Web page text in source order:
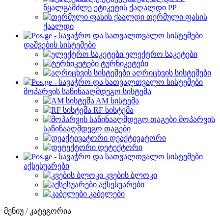
წყალგამძლე ეტიკეტის ქაღალდი PP
თერმული ფასის
ქაალდი
დაშვების სისტემები
ელექტრო საკეტები
ტურნიკეტები
აღრიცხვის სისტემები
მოპარვის საწინააღმდეგო სისტემა
AM სისტემა
RF სისტემა
მოპარვის
საწინააღმდეგო თაგები
დეაქტივატორი
დეტექტორი
აქსესუარები
კვების ბლოკი
აქსესუარები
კაბელები
მენიუ / კატეგორია